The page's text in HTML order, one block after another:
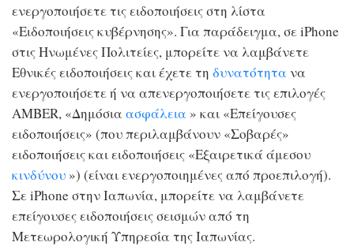
ενεργοποιήσετε τις ειδοποιήσεις στη λίστα
«Ειδοποιήσεις κυβέρνησης». Για παράδειγμα, σε iPhone
στις Ηνωμένες Πολιτείες, μπορείτε να λαμβάνετε
Εθνικές ειδοποιήσεις και έχετε τη δυνατότητα να
ενεργοποιήσετε ή να απενεργοποιήσετε τις επιλογές
AMBER, «Δημόσια ασφάλεια » και «Επείγουσες
ειδοποιήσεις» (που περιλαμβάνουν «Σοβαρές»
ειδοποιήσεις και ειδοποιήσεις «Εξαιρετικά άμεσου
κινδύνου ») (είναι ενεργοποιημένες από προεπιλογή).
Σε iPhone στην Ιαπωνία, μπορείτε να λαμβάνετε
επείγουσες ειδοποιήσεις σεισμών από τη
Μετεωρολογική Υπηρεσία της Ιαπωνίας.